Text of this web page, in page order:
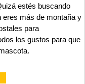
estés buscando
eres más de montaña y
para
los gustos para que